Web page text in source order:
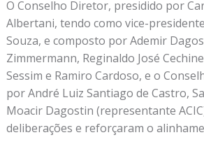
O Conselho Diretor, presidido por
Albertani, tendo como vice-
Souza, e composto por Ademir
Zimmermann, Reginaldo José
Sessim e Ramiro Cardoso, e o
por André Luiz Santiago de Castro,
Moacir Dagostin (representante
deliberações e reforçaram o